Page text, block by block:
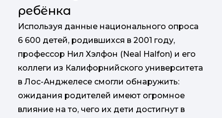
ребёнка
Используя данные национального опроса
6 600 детей, родившихся в 2001 году,
профессор Нил Хэлфон (Neal Halfon) и его
коллеги из Калифорнийского университета
в Лос-Анджелесе смогли обнаружить:
ожидания родителей имеют огромное
влияние на то, чего их дети достигнут в